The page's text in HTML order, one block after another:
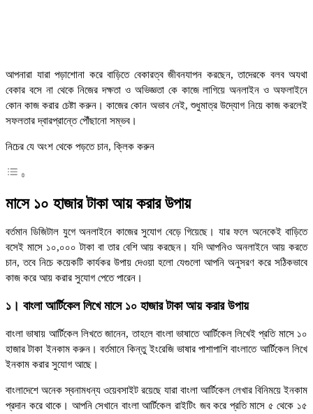
আপনারা যারা পড়াশোনা করে বাড়িতে বেকারত্ব জীবনযাপন করছেন, তাদেরকে বলব অযথা
বেকার বসে না থেকে নিজের দক্ষতা ও অভিজ্ঞতা কে কাজে লাগিয়ে অনলাইন ও অফলাইনে
কোন কাজ করার চেষ্টা করুন। কাজের কোন অভাব নেই, শুধুমাত্র উদ্যোগ নিয়ে কাজ করলেই
সফলতার দ্বারপ্রান্তে পৌঁছানো সম্ভব।
নিচের যে অংশ থেকে পড়তে চান, ক্লিক করুন
মাসে ১০ হাজার টাকা আয় করার উপায়
বর্তমান ডিজিটাল যুগে অনলাইনে কাজের সুযোগ বেড়ে গিয়েছে। যার ফলে অনেকেই বাড়িতে
বসেই মাসে ১০,০০০ টাকা বা তার বেশি আয় করছেন। যদি আপনিও অনলাইনে আয় করতে
চান, তবে নিচে কয়েকটি কার্যকর উপায় দেওয়া হলো যেগুলো আপনি অনুসরণ করে সঠিকভাবে
কাজ করে আয় করার সুযোগ পেতে পারেন।
১। বাংলা আর্টিকেল লিখে মাসে ১০ হাজার টাকা আয় করার উপায়
বাংলা ভাষায় আর্টিকেল লিখতে জানেন, তাহলে বাংলা ভাষাতে আর্টিকেল লিখেই প্রতি মাসে ১০
হাজার টাকা ইনকাম করুন। বর্তমানে কিন্তু ইংরেজি ভাষার পাশাপাশি বাংলাতে আর্টিকেল লিখে
ইনকাম করার সুযোগ আছে।
বাংলাদেশে অনেক স্বনামধন্য ওয়েবসাইট রয়েছে যারা বাংলা আর্টিকেল লেখার বিনিময়ে ইনকাম
প্রদান করে থাকে। আপনি সেখানে বাংলা আর্টিকেল রাইটিং জব করে প্রতি মাসে ৫ থেকে ১৫